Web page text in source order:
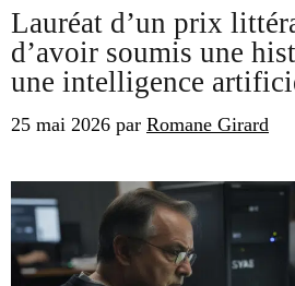
Lauréat d’un prix
d’avoir soumis une
une intelligence
25 mai 2026 par Romane Girard